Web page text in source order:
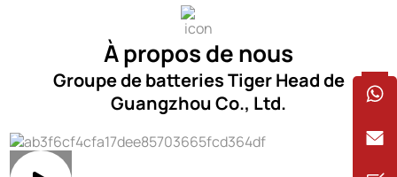
À propos de nous
Groupe de batteries Tiger Head de
Guangzhou Co., Ltd.